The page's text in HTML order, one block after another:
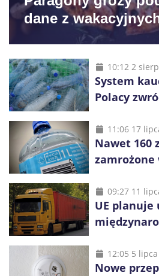
dane z
10:12 2
System
Polacy
11:06 17
Nawet 160
zamrożone
vouchery
09:27 11
UE planuje
konkurencji
12:05 5
Nowe